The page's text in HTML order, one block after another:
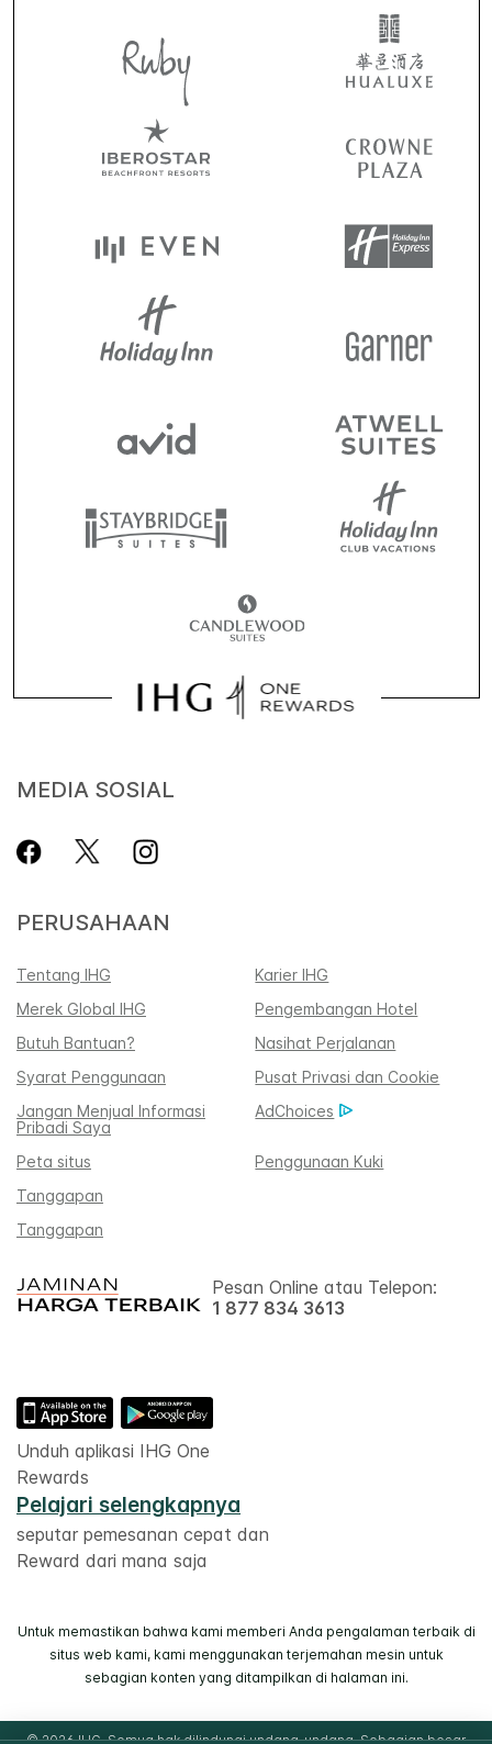
MEDIA SOSIAL
PERUSAHAAN
Tentang IHG
Karier IHG
Merek Global IHG
Pengembangan Hotel
Butuh Bantuan?
Nasihat Perjalanan
Syarat Penggunaan
Pusat Privasi dan Cookie
Jangan Menjual Informasi
Pribadi Saya
AdChoices
Peta situs
Penggunaan Kuki
Tanggapan
Tanggapan
Pesan Online atau Telepon:
1 877 834 3613
Unduh aplikasi IHG One
Rewards
Pelajari selengkapnya
seputar pemesanan cepat dan
Reward dari mana saja
Untuk memastikan bahwa kami memberi Anda pengalaman terbaik di
situs web kami, kami menggunakan terjemahan mesin untuk
sebagian konten yang ditampilkan di halaman ini.
© 2026 IHG. Semua hak dilindungi undang-undang. Sebagian besar